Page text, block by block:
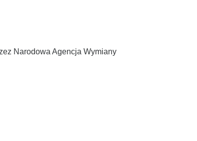
Narodowa Agencja Wymiany